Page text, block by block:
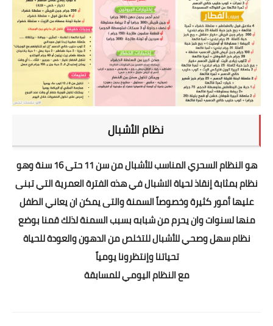
نظام الأشبال
هو النظام السحري المناسب للأشبال من سن 11 حتى 16 سنة وهو
نظام بمثابة إنقاذ لحياة الاشبال في هذه الفترة العمرية التي تبنى
عليها أمور كثيرة وخصوصاً السمنة والتى يمكن ان يعاني الطفل
منها لسنوات وان يحرم من شبابه بسبب السمنة لذلك قمنا بوضع
نظام سهل وصحي للأشبال للتخلص من الدهون والعودة للحياة
تحياتنا وإنتظرونا يومياً
مع النظام اليومي للمسابقة